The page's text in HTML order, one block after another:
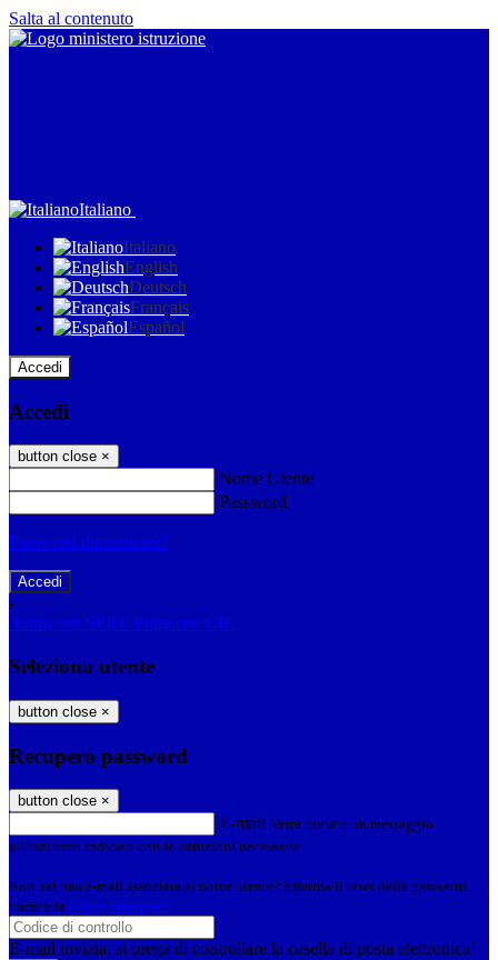
Salta al contenuto
Italiano
Italiano
English
Deutsch
Français
Español
Accedi
Accedi
button close ×
Nome Utente
Password
Password dimenticata?
-
Entra con SPID Entra con CIE
Seleziona utente
button close ×
Recupero password
button close ×
E-mail Verrà inviato un messaggio
all'indirizzo indicato con le istruzioni necessarie.
Non hai una e-mail associata al nome utente? Effettua il reset della password
tramite la Login Spaggiari
E-mail inviata, si prega di controllare la casella di posta elettronica!